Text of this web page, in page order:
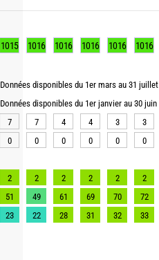
1015 1016 1016 1016 1016 1016
Données disponibles du 1er mars au 31 juillet
Données disponibles du 1er janvier au 30 juin
7
7 4 4 3 3
0
0 0 0 0 0
2 2 2 2 2 2
51
49 61 69 70 72
23
22 28 31 32 33